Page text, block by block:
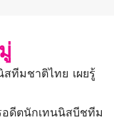
ทีมชาติไทย เผยรู้
อดีตนักเทนนิสบีชทีม